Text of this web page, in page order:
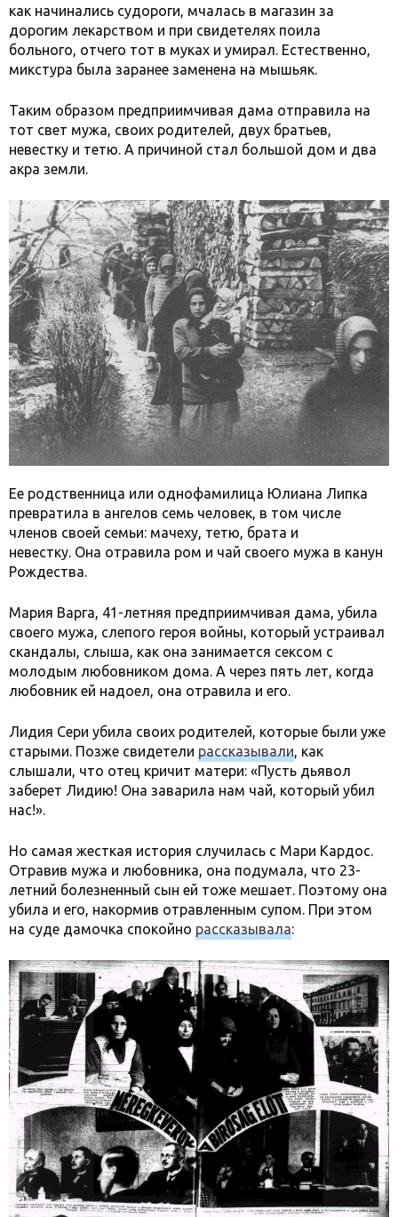
как начинались судороги, мчалась в магазин за
дорогим лекарством и при свидетелях поила
больного, отчего тот в муках и умирал. Естественно,
микстура была заранее заменена на мышьяк.
Таким образом предприимчивая дама отправила на
тот свет мужа, своих родителей, двух братьев,
невестку и тетю. А причиной стал большой дом и два
акра земли.
Ее родственница или однофамилица Юлиана Липка
превратила в ангелов семь человек, в том числе
членов своей семьи: мачеху, тетю, брата и
невестку. Она отравила ром и чай своего мужа в канун
Рождества.
Мария Варга, 41-летняя предприимчивая дама, убила
своего мужа, слепого героя войны, который устраивал
скандалы, слыша, как она занимается сексом с
молодым любовником дома. А через пять лет, когда
любовник ей надоел, она отравила и его.
Лидия Сери убила своих родителей, которые были уже
старыми. Позже свидетели рассказывали, как
слышали, что отец кричит матери: «Пусть дьявол
заберет Лидию! Она заварила нам чай, который убил
нас!».
Но самая жесткая история случилась с Мари Кардос.
Отравив мужа и любовника, она подумала, что 23-
летний болезненный сын ей тоже мешает. Поэтому она
убила и его, накормив отравленным супом. При этом
на суде дамочка спокойно рассказывала: